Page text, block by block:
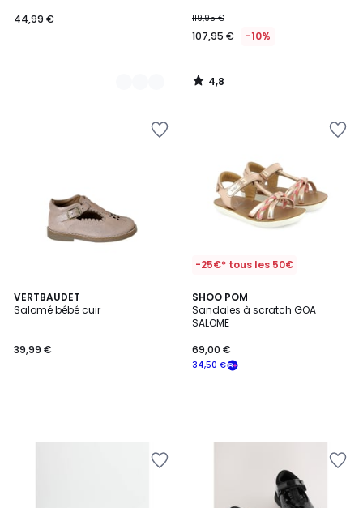
44,99 €
119,95 €
107,95 € -10%
4,8
/
VERTBAUDET
Salomé bébé cuir
39,99 €
-25€* tous les 50€
SHOO POM
Sandales à scratch GOA
SALOME
34,50 €
69,00 €